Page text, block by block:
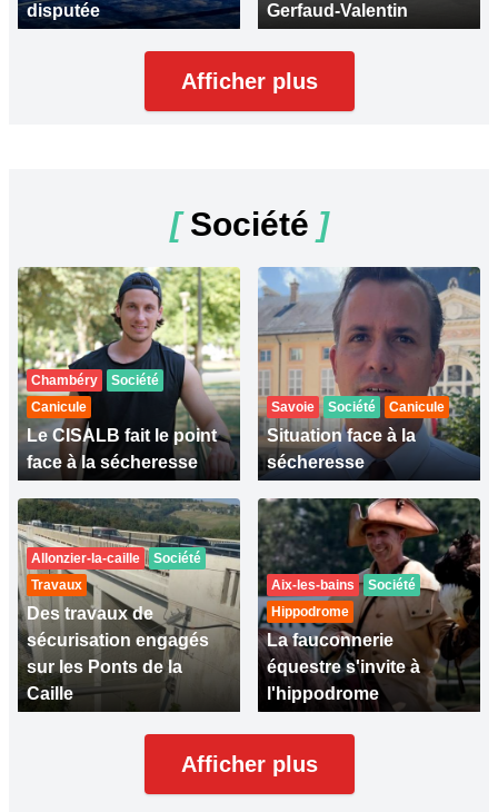
disputée
Gerfaud-Valentin
Afficher plus
[Société ]
Chambéry
Société
Canicule
Le CISALB fait le point
face à la sécheresse
Savoie Société Canicule
Situation face à la
sécheresse
Allonzier-la-caille
Société
Travaux
Des travaux de
sécurisation engagés
sur les Ponts de la
Caille
Aix-les-bains
Société
Hippodrome
La fauconnerie
équestre s'invite à
l'hippodrome
Afficher plus